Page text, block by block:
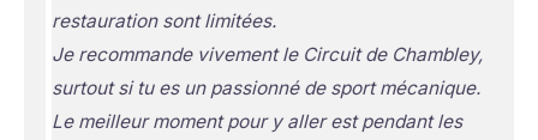
restauration sont limitées.
Je recommande vivement le Circuit de Chambley,
surtout si tu es un passionné de sport mécanique.
Le meilleur moment pour y aller est pendant les